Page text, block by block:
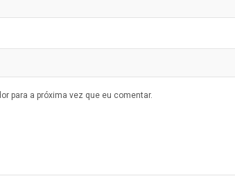
para a próxima vez que eu comentar.